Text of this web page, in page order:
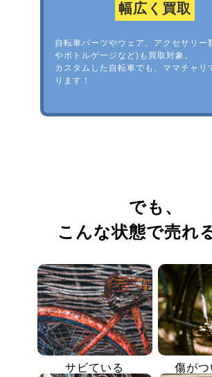
幅広く買取
自転車パーツやウェア、アクセサリー
やボトルゲージなど)も買取対象。
カスタムした自転車でも、ママチャリ
ります！
でも、
こんな状態で売れ
サビている 傷がつ